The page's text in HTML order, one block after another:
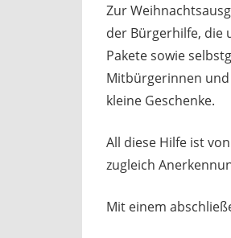
Zur
der Bürgerhilfe, die
Pakete sowie
Mitbürgerinnen
kleine Geschenke.
All diese Hilfe ist
zugleich
Mit einem